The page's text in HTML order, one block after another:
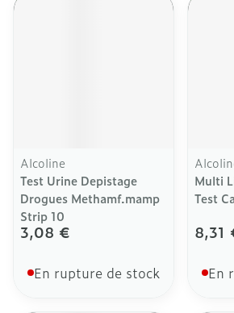
Alcoline
Test Urine Depistage
Drogues Methamf.mamp
Strip 10
3,08 €
En rupture de stock
Multi
Test
8,31
En